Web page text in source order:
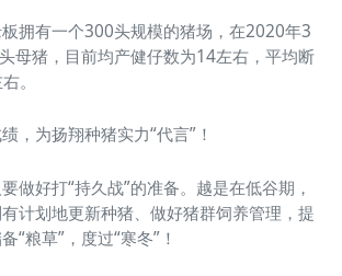
拥有一个300头规模的猪场，在2020年3
母猪，目前均产健仔数为14左右，平均断
。
，为扬翔种猪实力“代言”！
做好打“持久战”的准备。越是在低谷期，
计划地更新种猪、做好猪群饲养管理，提
“粮草”，度过“寒冬”！